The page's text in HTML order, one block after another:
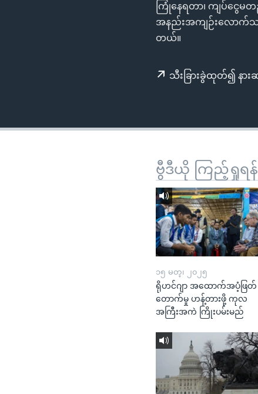
ကြုံနေရတာ၊ ကျပ်ငွေမတ
အနည်းအကျဉ်းလောက်
တယ်။
သီးခြားခွဲထုတ်၍ နာ
ဗွီဒီယို ကြည့်ရှုရန်
၁၅ မတ္၊ ၂၀၂၅
ရိုဟင်ဂျာ အထောက်အပံ့ဖြတ်
တောက်မှု ဟန့်တားဖို့ ကုလ
အကြီးအကဲ ကြိုးပမ်းမည်